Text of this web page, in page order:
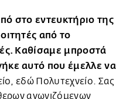
στο εντευκτήριο της
από το
Καθίσαμε μπροστά
αυτό που έμελλε να
εδώ Πολυτεχνείο. Σας
αγωνιζόμενων